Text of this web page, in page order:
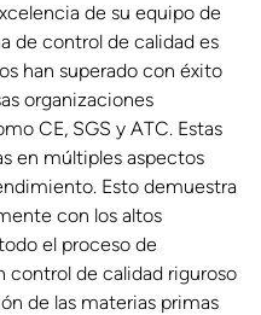
de su equipo de
de control de calidad es
han superado con éxito
organizaciones
CE, SGS y ATC. Estas
en múltiples aspectos
Esto demuestra
con los altos
el proceso de
control de calidad riguroso
de las materias primas